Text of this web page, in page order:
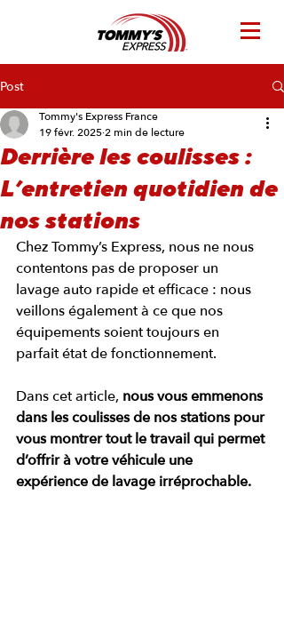
Post
Derrière les coulisses :
L’entretien quotidien de
nos stations
Tommy's Express France
19 févr. 20252 min de lecture
Chez Tommy’s Express, nous ne nous
contentons pas de proposer un
lavage auto rapide et efficace : nous
veillons également à ce que nos
équipements soient toujours en
parfait état de fonctionnement.
Dans cet article, nous vous emmenons
dans les coulisses de nos stations pour
vous montrer tout le travail qui permet
d’offrir à votre véhicule une
expérience de lavage irréprochable.